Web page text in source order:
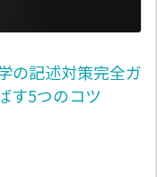
の記述対策完全ガ
す5つのコツ